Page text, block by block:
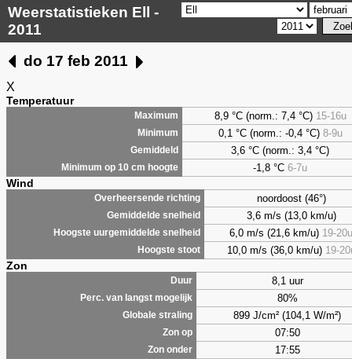
Weerstatistieken Ell -
2011
do 17 feb 2011
X
Temperatuur
Maximum 8,9°C (norm.: 7,4 °C) 15-16u
Minimum 0,1 °C (norm.: -0,4 °C) 8-9u
Gemiddeld 3,6 °C (norm.: 3,4 °C)
Minimum op 10 cm hoogte -1,8 °C 6-7u
Wind
Overheersende richting noordoost (46°)
Gemiddelde snelheid 3,6 m/s (13,0 km/u)
Hoogste uurgemiddelde snelheid 6,0 m/s (21,6 km/u) 19-20u
Hoogste stoot 10,0 m/s (36,0 km/u) 19-
Zon
Duur 8,1 uur
Perc. van langst mogelijk 80%
Globale straling 899 J/cm² (104,1 W/m²)
Zon op 07:50
Zon onder 17:55